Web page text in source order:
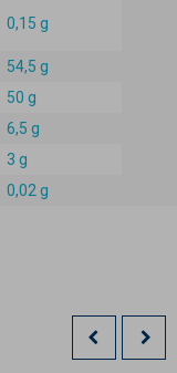
0,15 g
54,5 g
50 g
6,5 g
3 g
0,02 g